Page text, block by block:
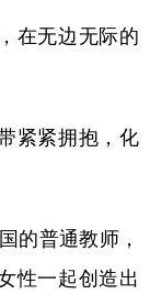
在无边无际的
紧紧拥抱，化
普通教师，
性一起创造出